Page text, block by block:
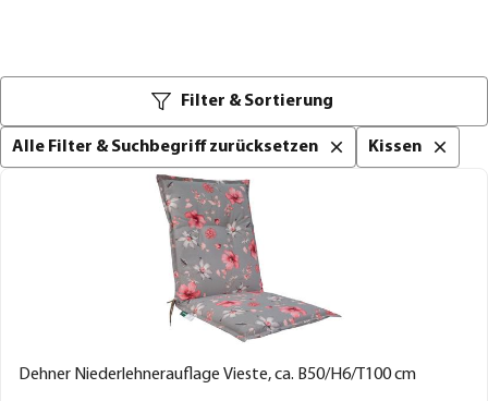
Filter & Sortierung
Alle Filter & Suchbegriff zurücksetzen Kissen
Dehner Niederlehnerauflage Vieste, ca. B50/H6/T100 cm